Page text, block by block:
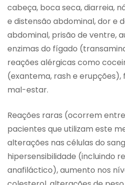
cabeça, boca seca, diarreia,
e distensão abdominal, dor e
abdominal, prisão de ventre,
enzimas do fígado
reações alérgicas como
(exantema, rash e erupções),
mal-estar.
Reações raras (ocorrem entre
pacientes que utilizam este
alterações nas células do
hipersensibilidade (incluindo
anafiláctico), aumento nos